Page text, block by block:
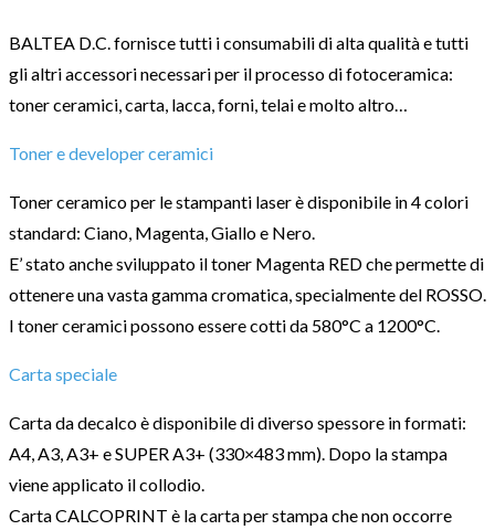
BALTEA D.C. fornisce tutti i consumabili di alta qualità e tutti
gli altri accessori necessari per il processo di fotoceramica:
toner ceramici, carta, lacca, forni, telai e molto altro…
Toner e developer ceramici
Toner ceramico per le stampanti laser è disponibile in 4 colori
standard: Ciano, Magenta, Giallo e Nero.
E’ stato anche sviluppato il toner Magenta RED che permette di
ottenere una vasta gamma cromatica, specialmente del ROSSO.
I toner ceramici possono essere cotti da 580°C a 1200°C.
Carta speciale
Carta da decalco è disponibile di diverso spessore in formati:
A4, A3, A3+ e SUPER A3+ (330×483 mm). Dopo la stampa
viene applicato il collodio.
Carta CALCOPRINT è la carta per stampa che non occorre